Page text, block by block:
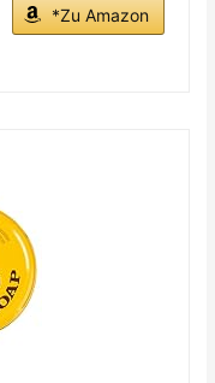
*Zu Amazon